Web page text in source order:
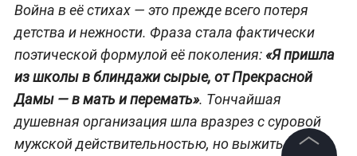
Война в её стихах — это прежде всего потеря
детства и нежности. Фраза стала фактически
поэтической формулой её поколения:«Я пришла
из школы в блиндажи сырые, от Прекрасной
Дамы — в мать и перемать». Тончайшая
душевная организация шла вразрез с суровой
мужской действительностью, но выжить